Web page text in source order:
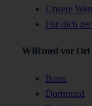
Unsere
Für dich
WIRmed vor Ort
Bonn
Dortmund